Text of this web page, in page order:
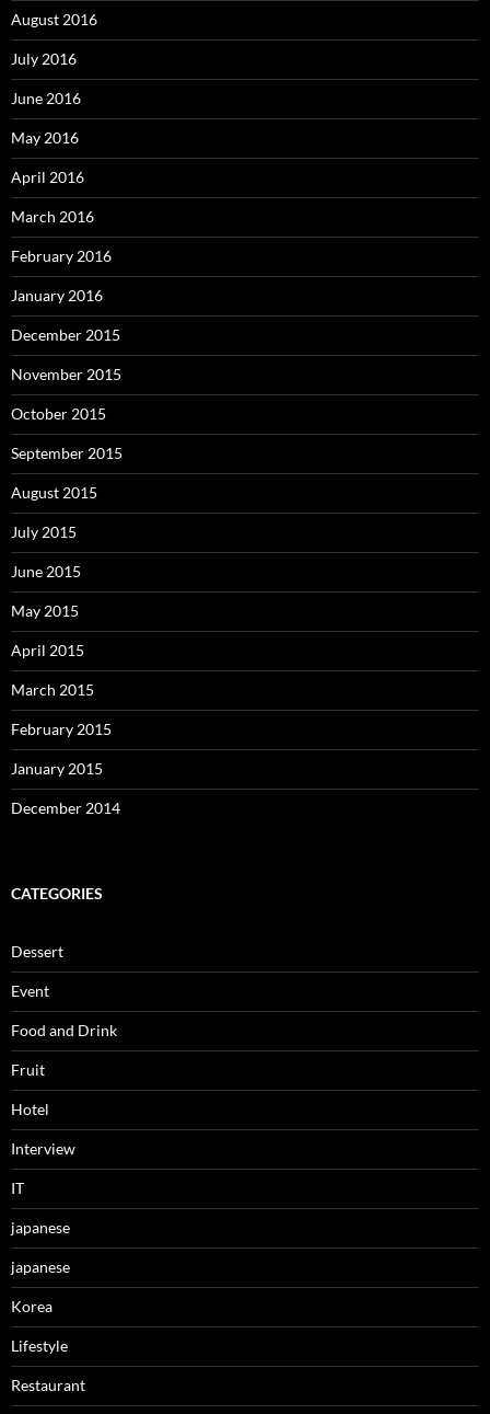
August 2016
July 2016
June 2016
May 2016
April 2016
March 2016
February 2016
January 2016
December 2015
November 2015
October 2015
September 2015
August 2015
July 2015
June 2015
May 2015
April 2015
March 2015
February 2015
January 2015
December 2014
CATEGORIES
Dessert
Event
Food and Drink
Fruit
Hotel
Interview
IT
japanese
japanese
Korea
Lifestyle
Restaurant